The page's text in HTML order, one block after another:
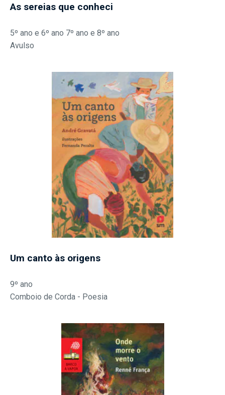
As sereias que conheci
5º ano e 6º ano 7º ano e 8º ano
Avulso
Um canto às origens
9º ano
Comboio de Corda - Poesia